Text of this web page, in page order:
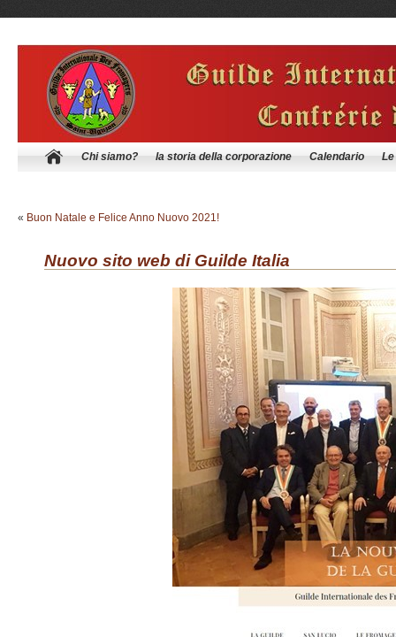
Chi siamo? la storia della corporazione Calendario
« Buon Natale e Felice Anno Nuovo 2021!
Nuovo sito web di Guilde Italia